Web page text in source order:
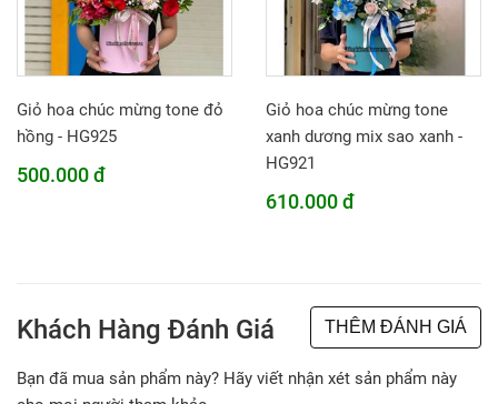
Giỏ hoa chúc mừng tone đỏ
hồng - HG925
500.000 đ
Giỏ hoa chúc mừng tone
xanh dương mix sao xanh -
HG921
610.000 đ
Khách Hàng Đánh Giá THÊM ĐÁNH GIÁ
Bạn đã mua sản phẩm này? Hãy viết nhận xét sản phẩm này